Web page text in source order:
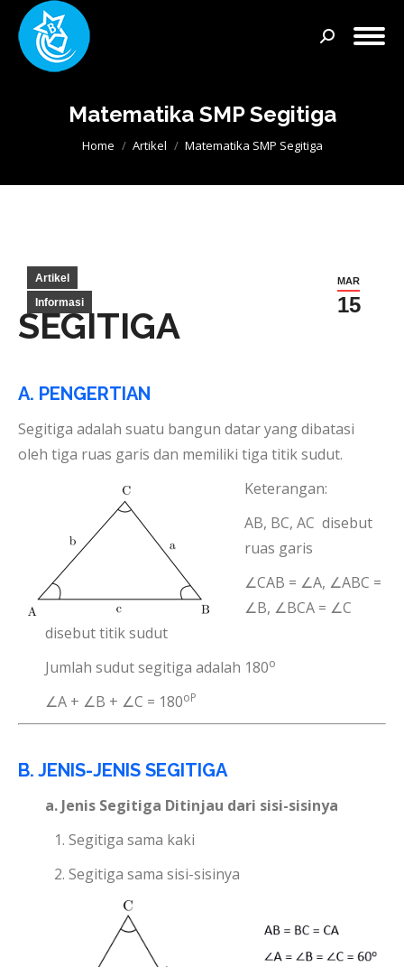
Search:
Matematika SMP Segitiga
You are here:
Home Artikel Matematika SMP Segitiga
MAR
15
Artikel
Informasi
SEGITIGA
A. PENGERTIAN
Segitiga adalah suatu bangun datar yang dibatasi
oleh tiga ruas garis dan memiliki tiga titik sudut.
Keterangan:
AB, BC, AC disebut
ruas garis
∠CAB = ∠A, ∠ABC =
∠B, ∠BCA = ∠C
disebut titik sudut
Jumlah sudut segitiga adalah 180o
∠A + ∠B + ∠C = 180oP
B. JENIS-JENIS SEGITIGA
a. Jenis Segitiga Ditinjau dari sisi-sisinya
1. Segitiga sama kaki
2. Segitiga sama sisi-sisinya